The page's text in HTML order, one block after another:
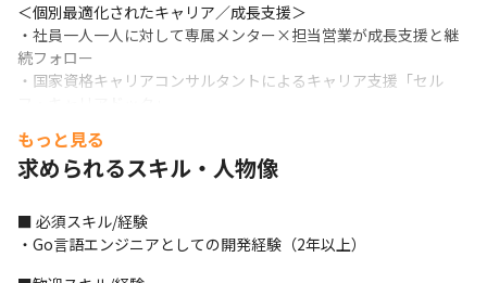
＜個別最適化されたキャリア／成長支援＞
・社員一人一人に対して専属メンター×担当営業が成長支援と継
続フォロー
・国家資格キャリアコンサルタントによるキャリア支援「セル
・ベネフィット・ワン（健康促進、スキルUP‥等の社員自身が選
べる福利厚生制度）
＜キャリアの選択肢＞
・早期活躍＆定着に向けたオンボーディング制度
もっと見る
求められるスキル・人物像
■ 必須スキル/経験
・Go言語エンジニアとしての開発経験（2年以上）